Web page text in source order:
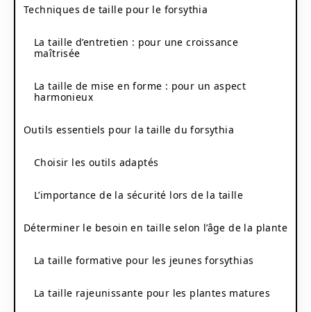
Techniques de taille pour le forsythia
La taille d’entretien : pour une croissance
maîtrisée
La taille de mise en forme : pour un aspect
harmonieux
Outils essentiels pour la taille du forsythia
Choisir les outils adaptés
L’importance de la sécurité lors de la taille
Déterminer le besoin en taille selon l’âge de la plante
La taille formative pour les jeunes forsythias
La taille rajeunissante pour les plantes matures